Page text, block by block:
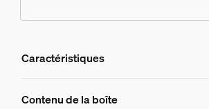
Caractéristiques
Caractéristiques
Contenu de la boîte